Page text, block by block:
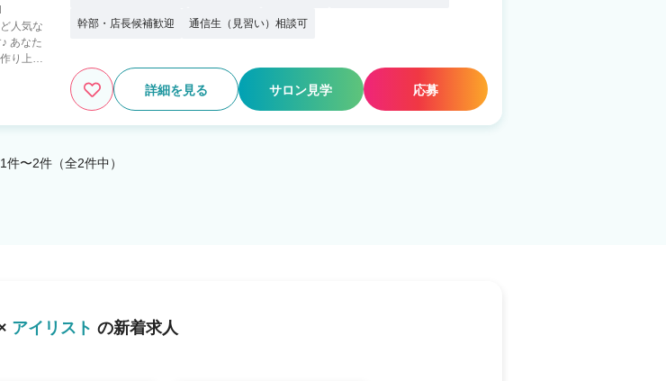
り上げ
も可能で
幹部・店長候補歓迎 通信生（見習い）相談可
詳細を見る サロン見学 応募
1件〜2件（全2件中）
アイリスト の新着求人